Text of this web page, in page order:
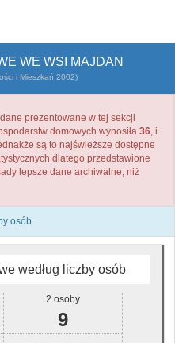
WE WSI MAJDAN
i Mieszkań 2002)
prezentowane w tej sekcji
domowych wynosiła 36, i
są to najświeższe dostępne
dlatego przedstawione
lepsze dane archiwalne, niż
osób
według liczby osób
2 osoby
9